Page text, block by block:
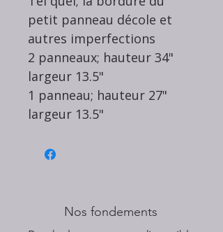
petit panneau décole et
autres imperfections
2 panneaux; hauteur 34"
largeur 13.5"
1 panneau; hauteur 27"
largeur 13.5"
Nos fondements